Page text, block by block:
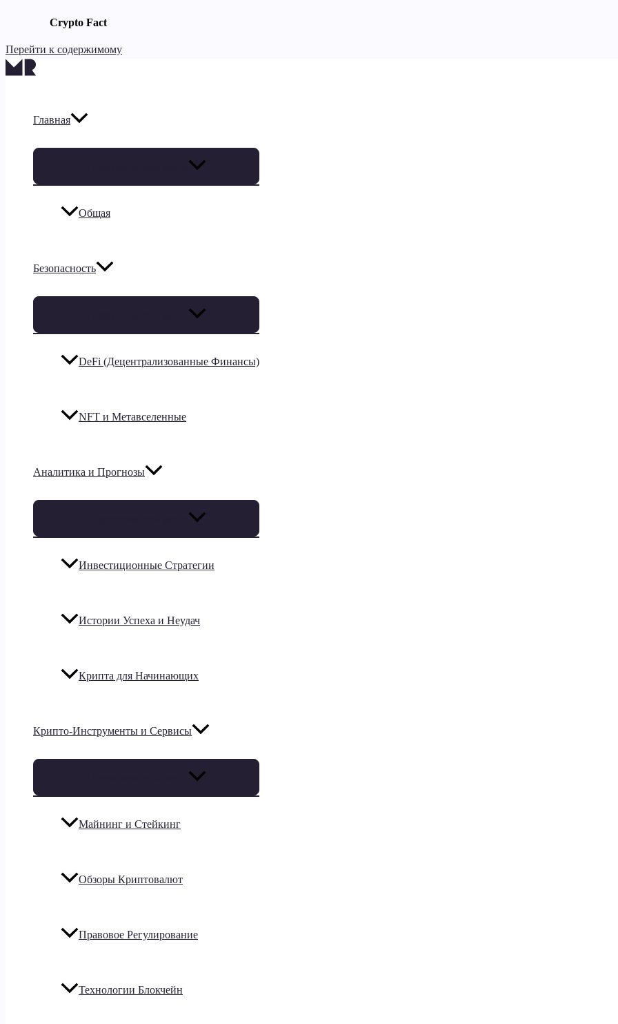
Crypto Fact
Перейти к содержимому
Главная
Общая
Безопасность
DeFi (Децентрализованные Финансы)
NFT и Метавселенные
Аналитика и Прогнозы
Инвестиционные Стратегии
Истории Успеха и Неудач
Крипта для Начинающих
Крипто-Инструменты и Сервисы
Майнинг и Стейкинг
Обзоры Криптовалют
Правовое Регулирование
Технологии Блокчейн